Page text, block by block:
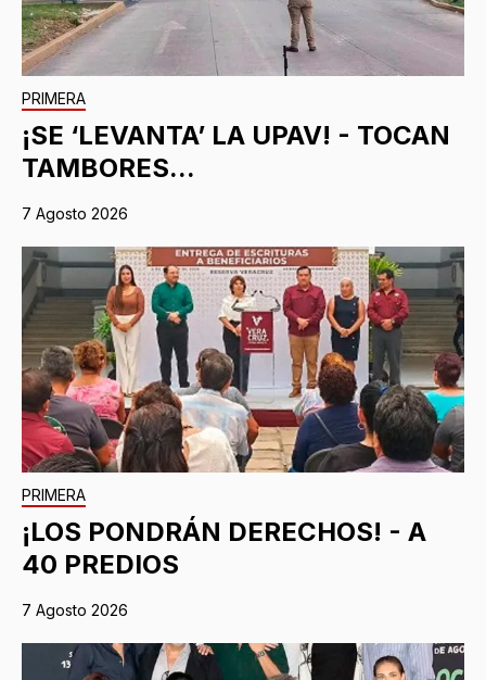
PRIMERA
¡SE ‘LEVANTA’ LA UPAV! - TOCAN
TAMBORES...
7 Agosto 2026
PRIMERA
¡LOS PONDRÁN DERECHOS! - A
40 PREDIOS
7 Agosto 2026